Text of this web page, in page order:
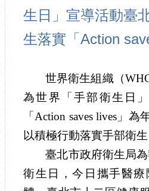
生日」宣導活動臺
生落實「Action
世界衛生組織（
為世界「手部衛生日
「 Action saves lives 」為
以積極行動落實手部衛
臺北市政府衛生局
衛生日，今日攜手醫療